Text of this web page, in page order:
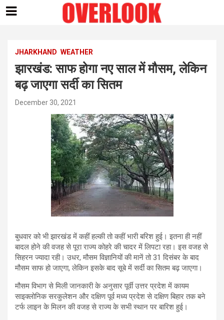
contentJHARKHAND WEATHER
झारखंड: साफ होगा नए साल में मौसम, लेकिन
बढ़ जाएगा सर्दी का सितम
December 30, 2021
बुधवार को भी झारखंड में कहीं हल्की तो कहीं भारी बरिश हुई। इतना ही नहीं
बादल होने की वजह से पूरा राज्य कोहरे की चादर में लिपटा रहा। इस वजह से
सिहरन ज्यादा रही। उधर, मौसम विज्ञानियों की मानें तो 31 दिसंबर के बाद
मौसम साफ हो जाएगा, लेकिन इसके बाद सूबे में सर्दी का सितम बढ़ जाएगा।
मौसम विभाग से मिली जानकारी के अनुसार पूर्वी उत्तर प्रदेश में कायम
साइक्लोनिक सरकुलेशन और दक्षिण पूर्व मध्य प्रदेश से दक्षिण बिहार तक बने
टर्फ लाइन के मिलन की वजह से राज्य के सभी स्थान पर बारिश हुई।